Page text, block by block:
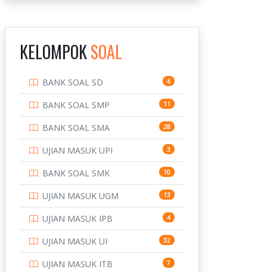
BANDUNG
INSTITUT TEKNOLOGI
INSTITUT TEKNOLOGI
SEPULUH NOVEMBER
10
INSTITUT TEKNOLOGI
SUMATERA
9
IPDN / STPDN 148
PENDIDIKAN 943
PERBANKAN 3
POLRI 169
POLTEK SSN 7
4
KELOMPOKSOAL
BANK SOAL SD 6
BANK SOAL SMP 11
BANK SOAL SMA 28
UJIAN MASUK UPI 3
BANK SOAL SMK 10
UJIAN MASUK UGM 13
UJIAN MASUK IPB 4
UJIAN MASUK UI 32
UJIAN MASUK ITB 7